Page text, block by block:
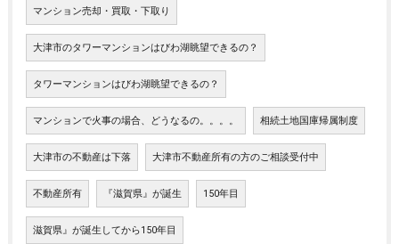
マンション売却・買取・下取り
大津市のタワーマンションはびわ湖眺望できるの？
タワーマンションはびわ湖眺望できるの？
マンションで火事の場合、どうなるの。。。。 相続土地国庫帰属制度
大津市の不動産は下落 大津市不動産所有の方のご相談受付中
不動産所有 『滋賀県』が誕生 150年目
滋賀県』が誕生してから150年目